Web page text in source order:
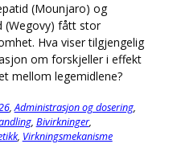
(Mounjaro) og
(Wegovy) fått stor
Hva viser tilgjengelig
om forskjeller i effekt
mellom legemidlene?
,Administrasjon og dosering,
, Bivirkninger,
, Virkningsmekanisme